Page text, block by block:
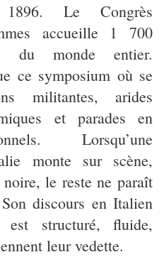
Le Congrès
accueille 1 700
du monde entier.
ce symposium où se
militantes, arides
et parades en
Lorsqu’une
monte sur scène,
le reste ne paraît
discours en Italien
est structuré, fluide,
leur vedette.